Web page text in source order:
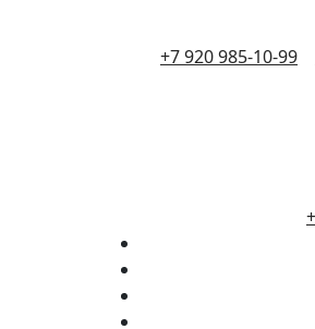
+7 920 985-10-99